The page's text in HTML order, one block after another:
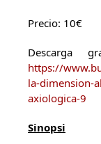
Precio: 10€
Descarga
https://
la-dimension-
axiologica-9
Sinopsi